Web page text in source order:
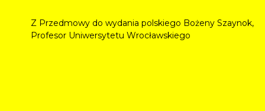
Z Przedmowy do wydania polskiego Bożeny Szaynok,
Profesor Uniwersytetu Wrocławskiego